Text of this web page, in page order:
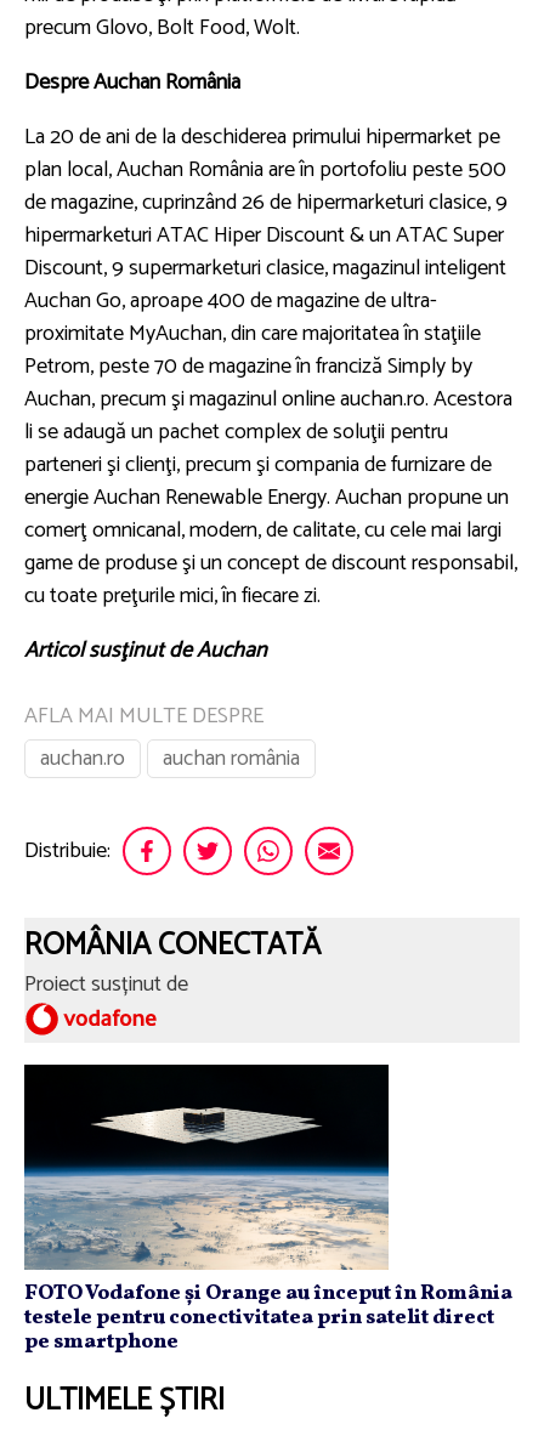
precum Glovo, Bolt Food, Wolt.
Despre Auchan România
La 20 de ani de la deschiderea primului hipermarket pe
plan local, Auchan România are în portofoliu peste 500
de magazine, cuprinzând 26 de hipermarketuri clasice, 9
hipermarketuri ATAC Hiper Discount & un ATAC Super
Discount, 9 supermarketuri clasice, magazinul inteligent
Auchan Go, aproape 400 de magazine de ultra-
proximitate MyAuchan, din care majoritatea în staţiile
Petrom, peste 70 de magazine în franciză Simply by
Auchan, precum şi magazinul online auchan.ro. Acestora
li se adaugă un pachet complex de soluţii pentru
parteneri şi clienţi, precum şi compania de furnizare de
energie Auchan Renewable Energy. Auchan propune un
comerţ omnicanal, modern, de calitate, cu cele mai largi
game de produse şi un concept de discount responsabil,
cu toate preţurile mici, în fiecare zi.
Articol susţinut de Auchan
AFLA MAI MULTE DESPRE
auchan.ro
auchan românia
Distribuie:
ROMÂNIA CONECTATĂ
Proiect susținut de
FOTO Vodafone și Orange au început în România
testele pentru conectivitatea prin satelit direct
pe smartphone
ULTIMELE ȘTIRI